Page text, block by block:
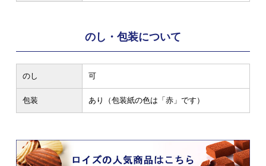
のし・包装について
のし 可
包装 あり（包装紙の色は「赤」です）